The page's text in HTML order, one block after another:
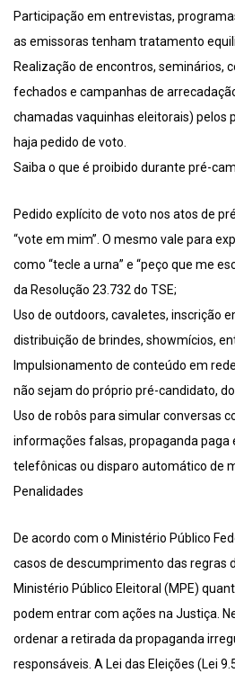
Participação em entrevistas,
as emissoras tenham tratamento
Realização de encontros, seminários,
fechados e campanhas de
chamadas vaquinhas eleitorais) pelos
haja pedido de voto.
Saiba o que é proibido durante pré-
Pedido explícito de voto nos atos de
“vote em mim”. O mesmo vale para
como “tecle a urna” e “peço que me
da Resolução 23.732 do TSE;
Uso de outdoors, cavaletes, inscrição
distribuição de brindes, showmícios,
Impulsionamento de conteúdo em
não sejam do próprio pré-candidato,
Uso de robôs para simular conversas
informações falsas, propaganda paga
telefônicas ou disparo automático de
Penalidades
De acordo com o Ministério Público
casos de descumprimento das regras
Ministério Público Eleitoral (MPE)
podem entrar com ações na Justiça.
ordenar a retirada da propaganda
responsáveis. A Lei das Eleições (Lei